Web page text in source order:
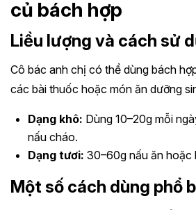
củ bách hợp
Liều lượng và cách sử
Cô bác anh chị có thể dùng bách
các bài thuốc hoặc món ăn dưỡng
Dạng khô: Dùng 10–20g mỗi
nấu cháo.
Dạng tươi: 30–60g nấu ăn hoặc
Một số cách dùng phổ